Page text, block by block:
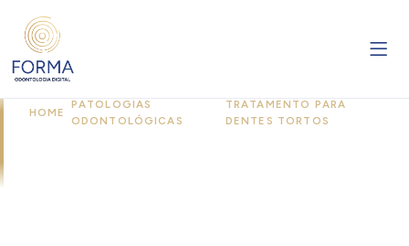
HOME
PATOLOGIAS
ODONTOLÓGICAS
TRATAMENTO PARA
DENTES TORTOS